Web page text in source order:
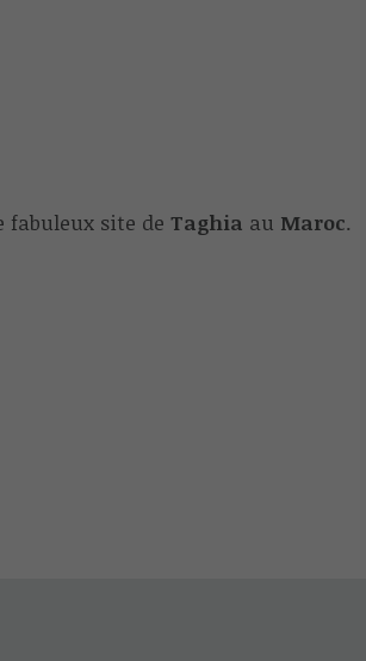
fabuleux site deTaghia au Maroc.